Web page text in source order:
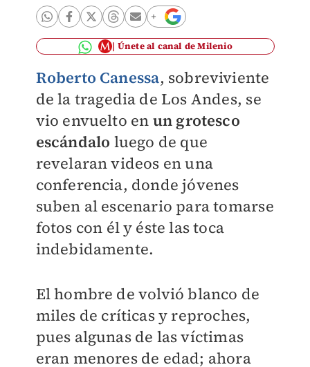
Únete al canal de Milenio
Roberto Canessa, sobreviviente
de la tragedia de Los Andes, se
vio envuelto en un grotesco
escándalo luego de que
revelaran videos en una
conferencia, donde jóvenes
suben al escenario para tomarse
fotos con él y éste las toca
indebidamente.
El hombre de volvió blanco de
miles de críticas y reproches,
pues algunas de las víctimas
eran menores de edad; ahora